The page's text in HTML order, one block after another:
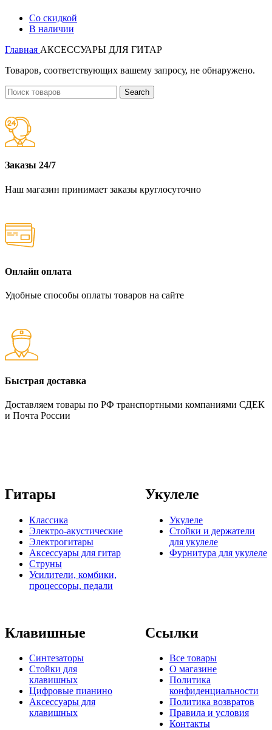
Со скидкой
В наличии
Главная АКСЕССУАРЫ ДЛЯ ГИТАР
Товаров, соответствующих вашему запросу, не обнаружено.
Search
Заказы 24/7
Наш магазин принимает заказы круглосуточно
Онлайн оплата
Удобные способы оплаты товаров на сайте
Быстрая доставка
Доставляем товары по РФ транспортными компаниями СДЕК
и Почта России
Гитары
Классика
Электро-акустические
Электрогитары
Аксессуары для гитар
Струны
Усилители, комбики,
процессоры, педали
Укулеле
Укулеле
Стойки и держатели
для укулеле
Фурнитура для укулеле
Клавишные
Синтезаторы
Стойки для
клавишных
Цифровые пианино
Аксессуары для
клавишных
Ссылки
Все товары
О магазине
Политика
конфиденциальности
Политика возвратов
Правила и условия
Контакты